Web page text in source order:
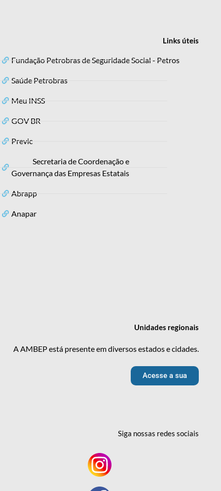
Linksúteis
Fundação Petrobras de Seguridade Social - Petros
Saúde Petrobras
Meu INSS
GOV BR
Previc
Secretaria de Coordenação e
Governança das Empresas Estatais
Abrapp
Anapar
Unidades regionais
A AMBEP está presente em diversos estados e cidades.
Acesse a sua
Siga nossas redessociais